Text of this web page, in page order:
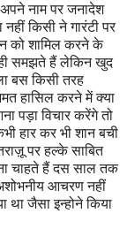
नाम पर जनादेश
किसी ने गारंटी पर
को शामिल करने के
समझते हैं लेकिन खुद
बस किसी तरह
हासिल करने में क्या
पड़ा विचार करेंगे तो
हार कर भी शान बची
पर हल्के साबित
चाहते हैं दस साल तक
आचरण नहीं
था जैसा इन्होने किया